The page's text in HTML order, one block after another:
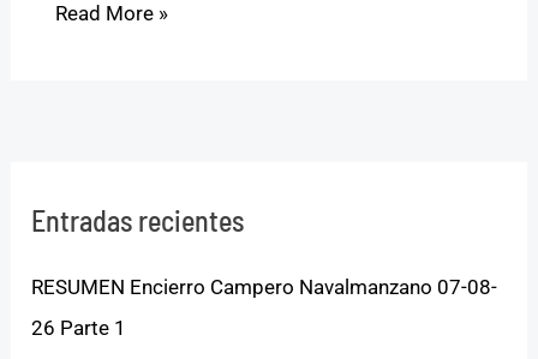
Read More »
Entradas recientes
RESUMEN Encierro Campero Navalmanzano 07-08-
26 Parte 1